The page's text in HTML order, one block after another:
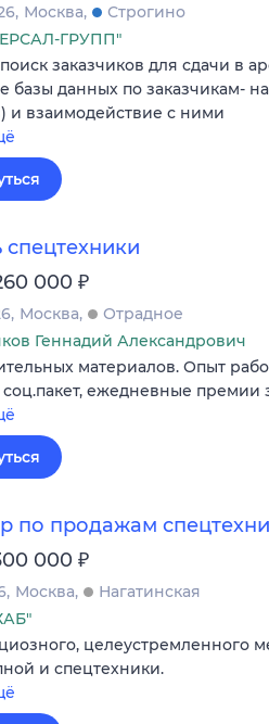
Москва
Строгино
ГРУПП"
заказчиков для сдачи в
базы данных по заказчикам-
и взаимодействие с ними
спецтехники
000 ₽
Москва
Отрадное
Геннадий Александрович
материалов. Опыт
ежедневные премии
по продажам
000 ₽
Москва
Нагатинская
целеустремленного
и спецтехники.